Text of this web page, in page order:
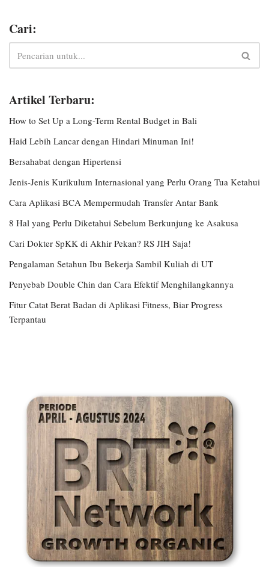
Cari:
Artikel Terbaru:
How to Set Up a Long-Term Rental Budget in Bali
Haid Lebih Lancar dengan Hindari Minuman Ini!
Bersahabat dengan Hipertensi
Jenis-Jenis Kurikulum Internasional yang Perlu Orang Tua Ketahui
Cara Aplikasi BCA Mempermudah Transfer Antar Bank
8 Hal yang Perlu Diketahui Sebelum Berkunjung ke Asakusa
Cari Dokter SpKK di Akhir Pekan? RS JIH Saja!
Pengalaman Setahun Ibu Bekerja Sambil Kuliah di UT
Penyebab Double Chin dan Cara Efektif Menghilangkannya
Fitur Catat Berat Badan di Aplikasi Fitness, Biar Progress
Terpantau